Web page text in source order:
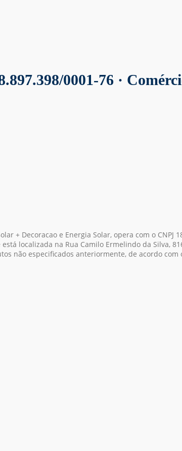
0001-76 ·
+ Decoracao e Energia Solar, opera com o CNPJ
localizada na Rua Camilo Ermelindo da Silva,
não especificados anteriormente, de acordo com